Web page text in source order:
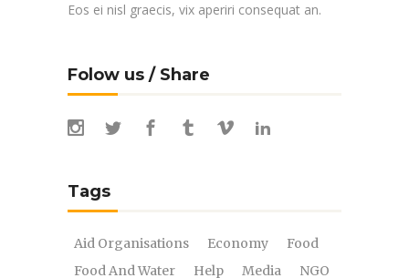
Eos ei nisl graecis, vix aperiri consequat an.
Folow us / Share
Tags
Aid Organisations Economy
Food
Food And Water
Help Media NGO